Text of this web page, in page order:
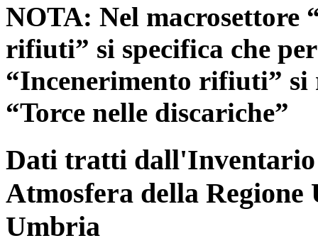
NOTA: Nel macrosettore
rifiuti” si specifica che
“Incenerimento rifiuti”
“Torce nelle discariche”
Dati tratti dall'Inventario
Atmosfera della
Umbria